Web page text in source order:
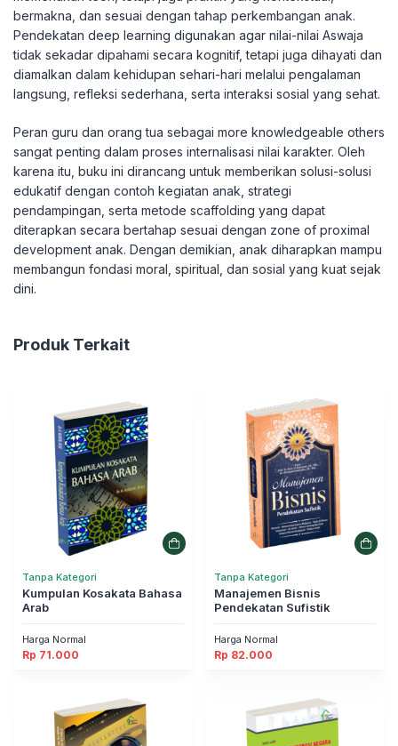
bermakna, dan sesuai dengan tahap perkembangan anak.
Pendekatan deep learning digunakan agar nilai-nilai Aswaja
tidak sekadar dipahami secara kognitif, tetapi juga dihayati dan
diamalkan dalam kehidupan sehari-hari melalui pengalaman
langsung, refleksi sederhana, serta interaksi sosial yang sehat.
Peran guru dan orang tua sebagai more knowledgeable others
sangat penting dalam proses internalisasi nilai karakter. Oleh
karena itu, buku ini dirancang untuk memberikan solusi-solusi
edukatif dengan contoh kegiatan anak, strategi
pendampingan, serta metode scaffolding yang dapat
diterapkan secara bertahap sesuai dengan zone of proximal
development anak. Dengan demikian, anak diharapkan mampu
membangun fondasi moral, spiritual, dan sosial yang kuat sejak
dini.
Produk Terkait
Tanpa Kategori
Kumpulan Kosakata Bahasa
Arab
Harga Normal
Rp 71.000
Tanpa Kategori
Manajemen Bisnis
Pendekatan Sufistik
Harga Normal
Rp 82.000